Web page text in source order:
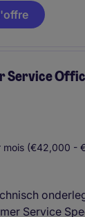
Je
Service
(€42,000 -
Service